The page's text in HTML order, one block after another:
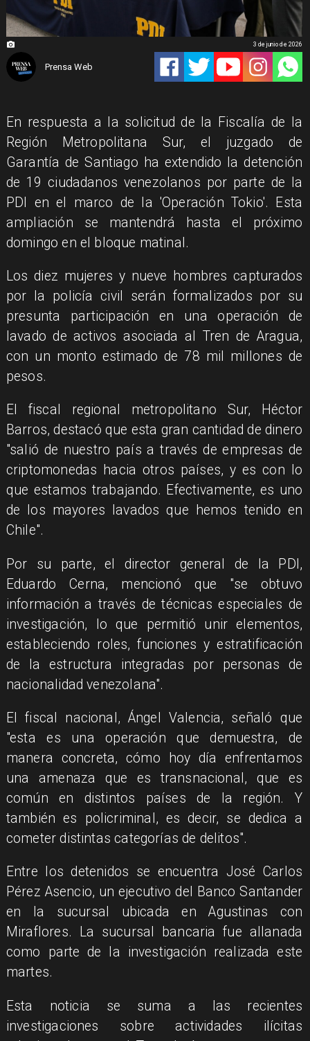
Prensa Web
3 de junio de 2026
En respuesta a la solicitud de la Fiscalía de la
Región Metropolitana Sur, el juzgado de
Garantía de Santiago ha extendido la detención
de 19 ciudadanos venezolanos por parte de la
PDI en el marco de la 'Operación Tokio'. Esta
ampliación se mantendrá hasta el próximo
domingo en el bloque matinal.
Los diez mujeres y nueve hombres capturados
por la policía civil serán formalizados por su
presunta participación en una operación de
lavado de activos asociada al Tren de Aragua,
con un monto estimado de 78 mil millones de
pesos.
El fiscal regional metropolitano Sur, Héctor
Barros, destacó que esta gran cantidad de dinero
"salió de nuestro país a través de empresas de
criptomonedas hacia otros países, y es con lo
que estamos trabajando. Efectivamente, es uno
de los mayores lavados que hemos tenido en
Chile".
Por su parte, el director general de la PDI,
Eduardo Cerna, mencionó que "se obtuvo
información a través de técnicas especiales de
investigación, lo que permitió unir elementos,
estableciendo roles, funciones y estratificación
de la estructura integradas por personas de
nacionalidad venezolana".
El fiscal nacional, Ángel Valencia, señaló que
"esta es una operación que demuestra, de
manera concreta, cómo hoy día enfrentamos
una amenaza que es transnacional, que es
común en distintos países de la región. Y
también es policriminal, es decir, se dedica a
cometer distintas categorías de delitos".
Entre los detenidos se encuentra José Carlos
Pérez Asencio, un ejecutivo del Banco Santander
en la sucursal ubicada en Agustinas con
Miraflores. La sucursal bancaria fue allanada
como parte de la investigación realizada este
martes.
Esta noticia se suma a las recientes
investigaciones sobre actividades ilícitas